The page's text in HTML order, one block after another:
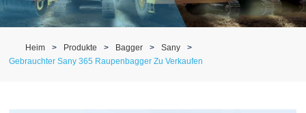
Heim Produkte Bagger
Sany
Gebrauchter Sany 365 Raupenbagger Zu Verkaufen